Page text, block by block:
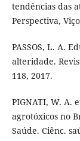
tendências das
Perspectiva,
PASSOS, L. A.
alteridade.
118, 2017.
PIGNATI, W. A.
agrotóxicos no
Saúde. Ciênc.